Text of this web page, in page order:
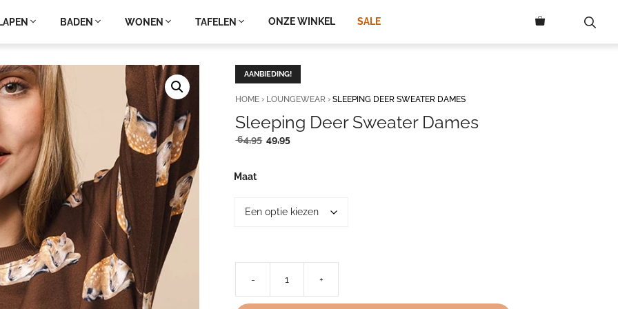
BADEN WONEN TAFELEN ONZE WINKEL SALE
AANBIEDING!
HOME › LOUNGEWEAR ›SLEEPING DEER SWEATER DAMES
Sleeping Deer Sweater Dames
64,95 Oorspronkelijke
49,95Huidige
Maat
-
Deer
+